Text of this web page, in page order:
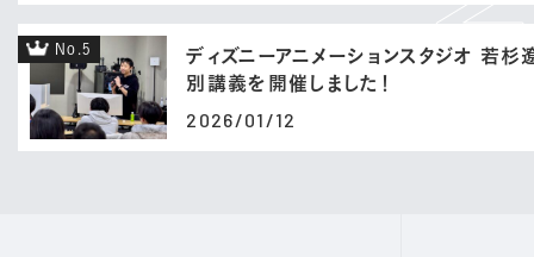
No.5
ディズニーアニメーションスタジオ 若杉
別講義を開催しました！
2026/01/12